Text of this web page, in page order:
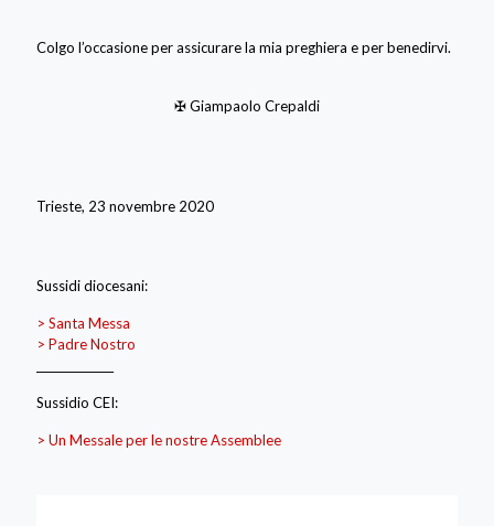
Colgo l’occasione per assicurare la mia preghiera e per benedirvi.
✠ Giampaolo Crepaldi
Trieste, 23 novembre 2020
Sussidi diocesani:
> Santa Messa
> Padre Nostro
Sussidio CEI:
> Un Messale per le nostre Assemblee